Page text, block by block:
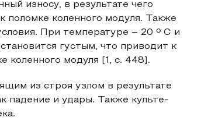
износу, в результате чего
поломке коленного модуля. Также
При температуре – 20 º С и
густым, что приводит к
коленного модуля [1, с. 448].
из строя узлом в результате
падение и удары. Также культе-